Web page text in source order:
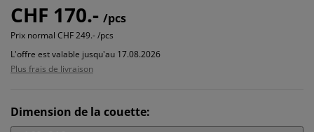
CHF 170.- /pcs
Prix normal CHF 249.- /pcs
L'offre est valable jusqu'au 17.08.2026
Plus frais de livraison
Dimension de la couette: